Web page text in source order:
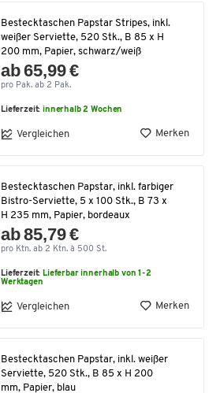
Bestecktaschen Papstar Stripes, inkl.
weißer Serviette, 520 Stk., B 85 x H
200 mm, Papier, schwarz/weiß
ab 65,99 €
pro Pak. ab 2 Pak.
Lieferzeit:innerhalb 2 Wochen
Vergleichen Merken
Bestecktaschen Papstar, inkl. farbiger
Bistro-Serviette, 5 x 100 Stk., B 73 x
H 235 mm, Papier, bordeaux
ab 85,79 €
pro Ktn. ab 2 Ktn. à 500 St.
Lieferzeit: Lieferbar innerhalb von 1-2
Werktagen
Vergleichen Merken
Bestecktaschen Papstar, inkl. weißer
Serviette, 520 Stk., B 85 x H 200
mm, Papier, blau